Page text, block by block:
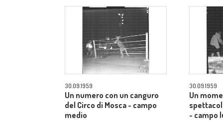
30.09.1959
Un numero con un canguro
del Circo di Mosca - campo
medio
30.09.1959
Un
- campo